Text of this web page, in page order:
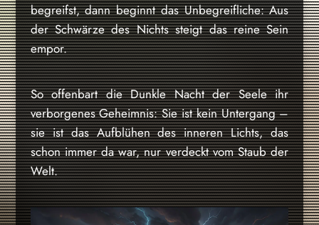
begreifst, dann beginnt das Unbegreifliche: Aus
der Schwärze des Nichts steigt das reine Sein
empor.
So offenbart die Dunkle Nacht der Seele ihr
verborgenes Geheimnis: Sie ist kein Untergang –
sie ist das Aufblühen des inneren Lichts, das
schon immer da war, nur verdeckt vom Staub der
Welt.